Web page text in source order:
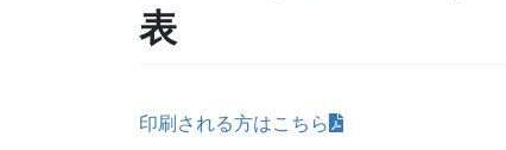
表
印刷される方はこちら